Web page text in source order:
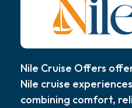
Nile Cruise Offers
Nile cruise
combining comfort,